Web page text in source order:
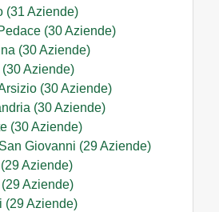
(31 Aziende)
(30 Aziende)
(30 Aziende)
Aziende)
(30 Aziende)
(30 Aziende)
(30 Aziende)
Giovanni (29 Aziende)
Aziende)
Aziende)
(29 Aziende)